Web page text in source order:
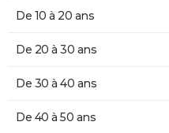
De 10 à 20 ans
De 20 à 30 ans
De 30 à 40 ans
De 40 à 50 ans